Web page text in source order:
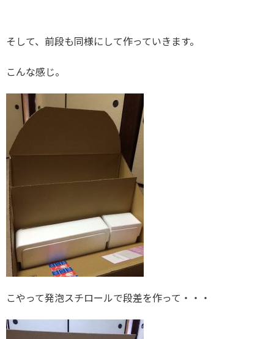
そして、前段も同様にして作っていきます。
こんな感じ。
こやって発泡スチロールで段差を作って・・・